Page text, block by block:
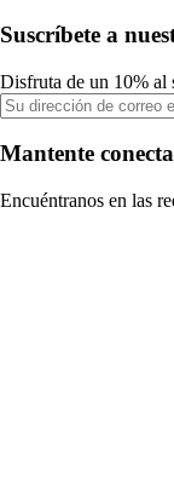
Suscríbete a
Disfruta de un 10% al
Mantente
Encuéntranos en las